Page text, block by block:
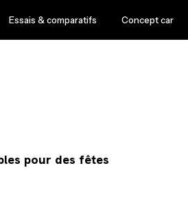
Essais & comparatifs Concept car
pour des fêtes